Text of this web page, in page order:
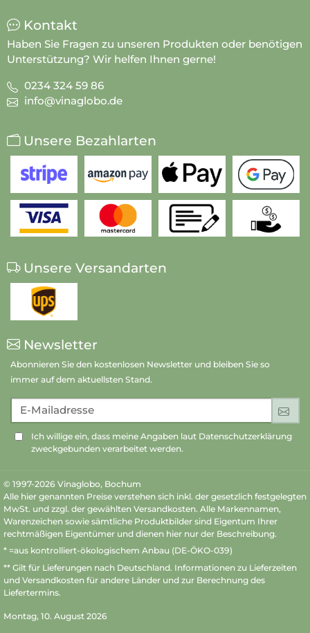
Kontakt
Haben Sie Fragen zu unseren Produkten oder benötigen
Unterstützung? Wir helfen Ihnen gerne!
0234 324 59 86
info@vinaglobo.de
Unsere Bezahlarten
Unsere Versandarten
Newsletter
Abonnieren Sie den kostenlosen Newsletter und bleiben Sie so
immer auf dem aktuellsten Stand.
E-Mailadresse
Ich willige ein, dass meine Angaben laut Datenschutzerklärung
zweckgebunden verarbeitet werden.
© 1997-2026 Vinaglobo, Bochum
Alle hier genannten Preise verstehen sich inkl. der gesetzlich festgelegten
MwSt. und zzgl. der gewählten Versandkosten. Alle Markennamen,
Warenzeichen sowie sämtliche Produktbilder sind Eigentum Ihrer
rechtmäßigen Eigentümer und dienen hier nur der Beschreibung.
* =aus kontrolliert-ökologischem Anbau (DE-ÖKO-039)
** Gilt für Lieferungen nach Deutschland. Informationen zu Lieferzeiten
und Versandkosten für andere Länder und zur Berechnung des
Liefertermins.
Montag, 10. August 2026